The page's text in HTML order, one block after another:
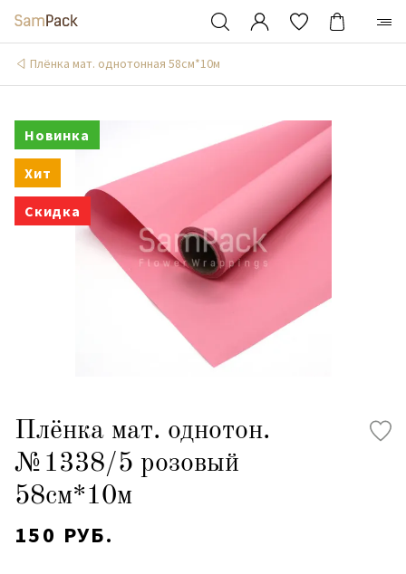
Плёнка мат. однотонная 58см*10м
Новинка
Хит
Скидка
Плёнка мат. однотон.
№1338/5 розовый
58см*10м
150 РУБ.